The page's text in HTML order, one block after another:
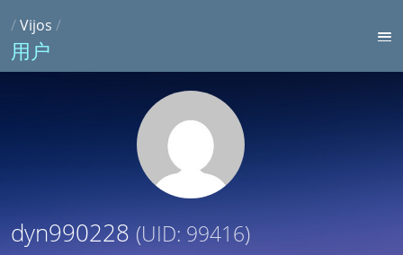
/Vijos /
用户
dyn990228 (UID: 99416)